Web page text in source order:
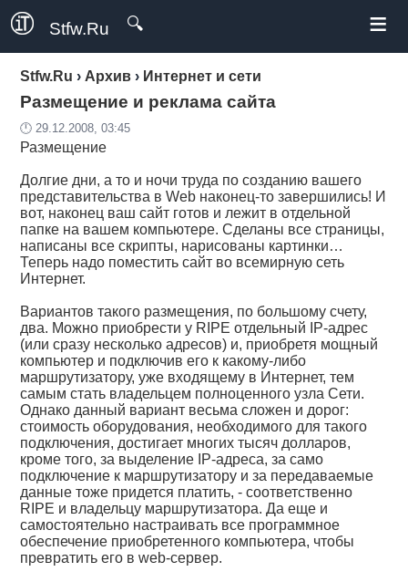
Stfw.Ru 🔍 ≡
Stfw.Ru › Архив › Интернет и сети
Размещение и реклама сайта
🕛 29.12.2008, 03:45
Размещение
Долгие дни, а то и ночи труда по созданию вашего
представительства в Web наконец-то завершились! И
вот, наконец ваш сайт готов и лежит в отдельной
папке на вашем компьютере. Сделаны все страницы,
написаны все скрипты, нарисованы картинки…
Теперь надо поместить сайт во всемирную сеть
Интернет.
Вариантов такого размещения, по большому счету,
два. Можно приобрести у RIPE отдельный IP-адрес
(или сразу несколько адресов) и, приобретя мощный
компьютер и подключив его к какому-либо
маршрутизатору, уже входящему в Интернет, тем
самым стать владельцем полноценного узла Сети.
Однако данный вариант весьма сложен и дорог:
стоимость оборудования, необходимого для такого
подключения, достигает многих тысяч долларов,
кроме того, за выделение IP-адреса, за само
подключение к маршрутизатору и за передаваемые
данные тоже придется платить, - соответственно
RIPE и владельцу маршрутизатора. Да еще и
самостоятельно настраивать все программное
обеспечение приобретенного компьютера, чтобы
превратить его в web-сервер.